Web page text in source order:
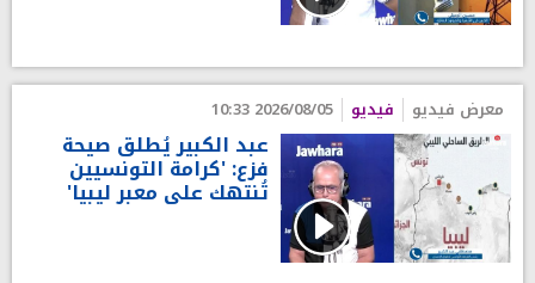
معرض فيديو فيديو 2026/08/05 10:33
عبد الكبير يُطلق صيحة
فزع: 'كرامة التونسيين
تُنتهك على معبر ليبيا'